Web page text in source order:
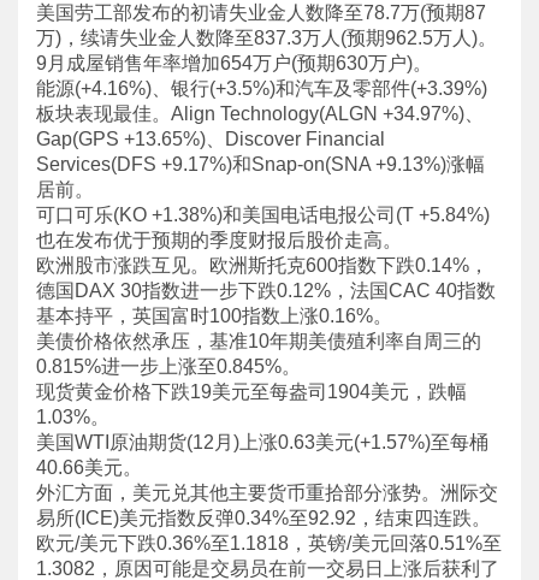
美国劳工部发布的初请失业金人数降至78.7万(预期87
万)，续请失业金人数降至837.3万人(预期962.5万人)。
9月成屋销售年率增加654万户(预期630万户)。
能源(+4.16%)、银行(+3.5%)和汽车及零部件(+3.39%)
板块表现最佳。Align Technology(ALGN +34.97%)、
Gap(GPS +13.65%)、Discover Financial
Services(DFS +9.17%)和Snap-on(SNA +9.13%)涨幅
居前。
可口可乐(KO +1.38%)和美国电话电报公司(T +5.84%)
也在发布优于预期的季度财报后股价走高。
欧洲股市涨跌互见。欧洲斯托克600指数下跌0.14%，
德国DAX 30指数进一步下跌0.12%，法国CAC 40指数
基本持平，英国富时100指数上涨0.16%。
美债价格依然承压，基准10年期美债殖利率自周三的
0.815%进一步上涨至0.845%。
现货黄金价格下跌19美元至每盎司1904美元，跌幅
1.03%。
美国WTI原油期货(12月)上涨0.63美元(+1.57%)至每桶
40.66美元。
外汇方面，美元兑其他主要货币重拾部分涨势。洲际交
易所(ICE)美元指数反弹0.34%至92.92，结束四连跌。
欧元/美元下跌0.36%至1.1818，英镑/美元回落0.51%至
1.3082，原因可能是交易员在前一交易日上涨后获利了